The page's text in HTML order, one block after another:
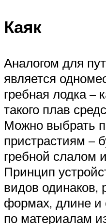
Каяк
Аналогом для
является
гребная лодка –
такого плав
Можно выбрать
пристрастиям –
гребной слалом
Принцип
видов одинаков,
формах, длине и
по материалам